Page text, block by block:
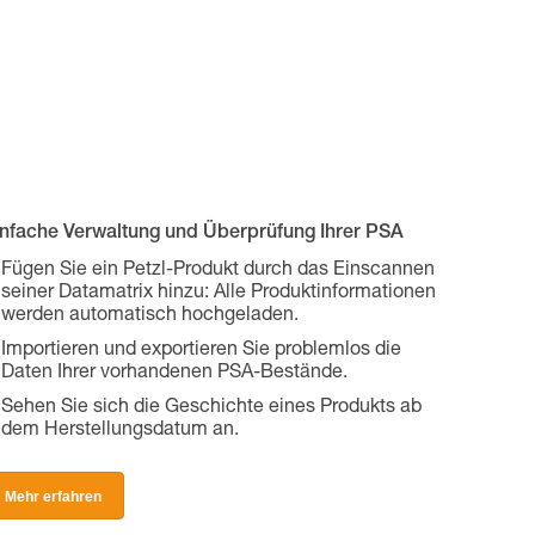
Verwaltung und Überprüfung Ihrer PSA
Fügen Sie ein Petzl-Produkt durch das Einscannen
seiner Datamatrix hinzu: Alle Produktinformationen
werden automatisch hochgeladen.
Importieren und exportieren Sie problemlos die
Daten Ihrer vorhandenen PSA-Bestände.
Sehen Sie sich die Geschichte eines Produkts ab
dem Herstellungsdatum an.
Mehr erfahren